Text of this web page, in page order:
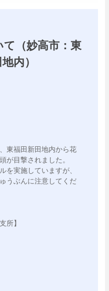
（妙高市：東
内）
東福田新田地内から花
が目撃されました。
を実施していますが、
うぶんに注意してくだ
所】